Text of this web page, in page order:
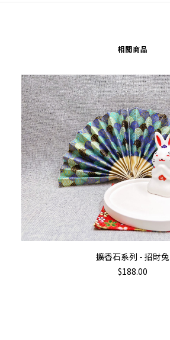
相關商品
加入購物車
擴香石系列 - 招財兔
$188.00